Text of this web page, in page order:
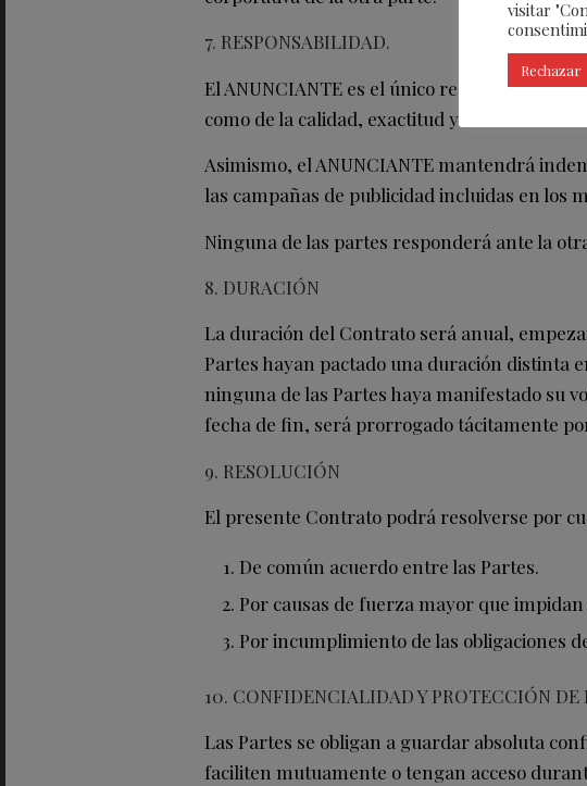
7. RESPONSABILIDAD.
El ANUNCIANTE es el único responsable de
como de la calidad, exactitud y veracidad del
Asimismo, el ANUNCIANTE mantendrá
las campañas de publicidad incluidas en los
Ninguna de las partes responderá ante la
8. DURACIÓN
La duración del Contrato será anual,
Partes hayan pactado una duración distinta
ninguna de las Partes haya manifestado su
fecha de fin, será prorrogado tácitamente
9. RESOLUCIÓN
El presente Contrato podrá resolverse por
De común acuerdo entre las Partes.
Por causas de fuerza mayor que
Por incumplimiento de las obligaciones
10. CONFIDENCIALIDAD Y PROTECCIÓN DE
Las Partes se obligan a guardar absoluta
faciliten mutuamente o tengan acceso
visitar
Rechazar